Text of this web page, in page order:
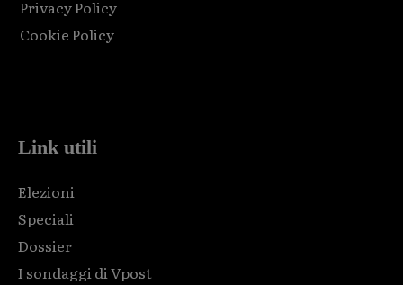
Privacy Policy
Cookie Policy
Link utili
Elezioni
Speciali
Dossier
I sondaggi di Vpost